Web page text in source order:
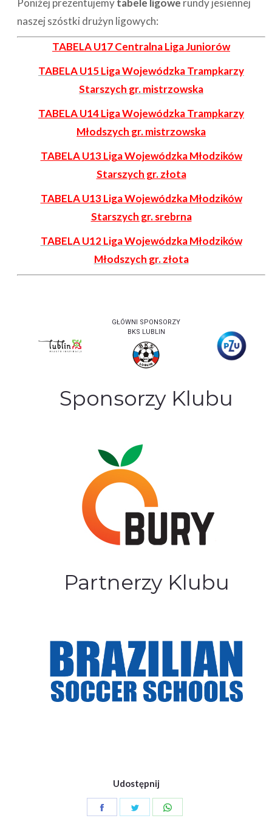
Poniżej prezentujemytabele ligowe rundy jesiennej
naszej szóstki drużyn ligowych:
TABELA U17 Centralna Liga Juniorów
TABELA U15 Liga Wojewódzka Trampkarzy
Starszych gr. mistrzowska
TABELA U14 Liga Wojewódzka Trampkarzy
Młodszych gr. mistrzowska
TABELA U13 Liga Wojewódzka Młodzików
Starszych gr. złota
TABELA U13 Liga Wojewódzka Młodzików
Starszych gr. srebrna
TABELA U12 Liga Wojewódzka Młodzików
Młodszych gr. złota
GŁÓWNI SPONSORZY
BKS LUBLIN
Sponsorzy Klubu
Partnerzy Klubu
Udostępnij